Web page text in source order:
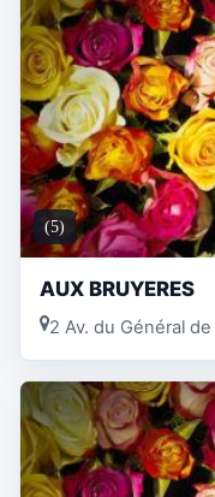
(5)
AUX BRUYERES
2 Av. du Général